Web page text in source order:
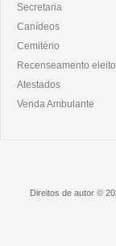
Secretaria
Canídeos
Cemitério
Recenseamento
Atestados
Venda Ambulante
Direitos de autor ©